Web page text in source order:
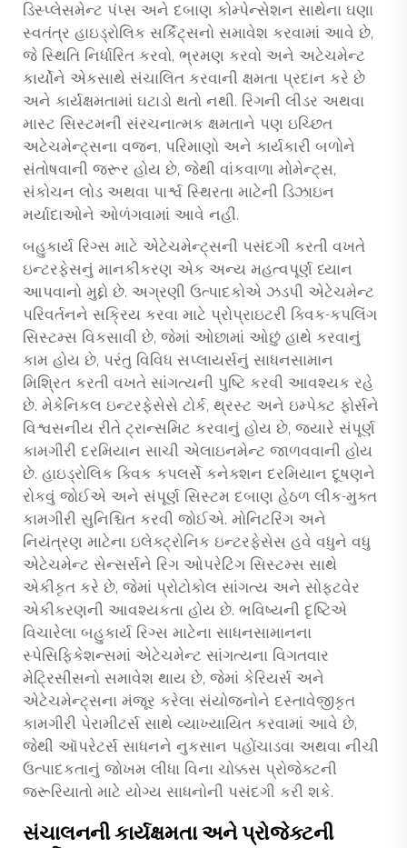
ડિસ્પ્લેસમેન્ટ પંપ્સ અને દબાણ કોમ્પેન્સેશન સાથેના ઘણા
સ્વતંત્ર હાઇડ્રોલિક સર્કિટ્સનો સમાવેશ કરવામાં આવે છે,
જે સ્થિતિ નિર્ધારિત કરવો, ભ્રમણ કરવો અને અટેચમેન્ટ
કાર્યોને એકસાથે સંચાલિત કરવાની ક્ષમતા પ્રદાન કરે છે
અને કાર્યક્ષમતામાં ઘટાડો થતો નથી. રિગની લીડર અથવા
માસ્ટ સિસ્ટમની સંરચનાત્મક ક્ષમતાને પણ ઇચ્છિત
અટેચમેન્ટ્સના વજન, પરિમાણો અને કાર્યકારી બળોને
સંતોષવાની જરૂર હોય છે, જેથી વાંકવાળા મોમેન્ટ્સ,
સંકોચન લોડ અથવા પાર્શ્વ સ્થિરતા માટેની ડિઝાઇન
મર્યાદાઓને ઓળંગવામાં આવે નહીં.
બહુકાર્ય રિગ્સ માટે એટેચમેન્ટ્સની પસંદગી કરતી વખતે
ઇન્ટરફેસનું માનકીકરણ એક અન્ય મહત્વપૂર્ણ ધ્યાન
આપવાનો મુદ્દો છે. અગ્રણી ઉત્પાદકોએ ઝડપી એટેચમેન્ટ
પરિવર્તનને સક્રિય કરવા માટે પ્રોપ્રાઇટરી ક્વિક-કપલિંગ
સિસ્ટમ્સ વિકસાવી છે, જેમાં ઓછામાં ઓછું હાથે કરવાનું
કામ હોય છે, પરંતુ વિવિધ સપ્લાયર્સનું સાધનસામાન
મિશ્રિત કરતી વખતે સાંગત્યની પુષ્ટિ કરવી આવશ્યક રહે
છે. મેકેનિકલ ઇન્ટરફેસેસે ટોર્ક, થ્રસ્ટ અને ઇમ્પેક્ટ ફોર્સને
વિશ્વસનીય રીતે ટ્રાન્સમિટ કરવાનું હોય છે, જ્યારે સંપૂર્ણ
કામગીરી દરમિયાન સાચી એલાઇનમેન્ટ જાળવવાની હોય
છે. હાઇડ્રોલિક ક્વિક કપલર્સે કનેક્શન દરમિયાન દૂષણને
રોકવું જોઈએ અને સંપૂર્ણ સિસ્ટમ દબાણ હેઠળ લીક-મુક્ત
કામગીરી સુનિશ્ચિત કરવી જોઈએ. મોનિટરિંગ અને
નિયંત્રણ માટેના ઇલેક્ટ્રોનિક ઇન્ટરફેસેસ હવે વધુને વધુ
એટેચમેન્ટ સેન્સર્સને રિગ ઓપરેટિંગ સિસ્ટમ્સ સાથે
એકીકૃત કરે છે, જેમાં પ્રોટોકોલ સાંગત્ય અને સોફ્ટવેર
એકીકરણની આવશ્યકતા હોય છે. ભવિષ્યની દૃષ્ટિએ
વિચારેલા બહુકાર્ય રિગ્સ માટેના સાધનસામાનના
સ્પેસિફિકેશન્સમાં એટેચમેન્ટ સાંગત્યના વિગતવાર
મેટ્રિસીસનો સમાવેશ થાય છે, જેમાં કેરિયર્સ અને
એટેચમેન્ટ્સના મંજૂર કરેલા સંયોજનોને દસ્તાવેજીકૃત
કામગીરી પેરામીટર્સ સાથે વ્યાખ્યાયિત કરવામાં આવે છે,
જેથી ઑપરેટર્સ સાધનને નુકસાન પહોંચાડવા અથવા નીચી
ઉત્પાદકતાનું જોખમ લીધા વિના ચોક્કસ પ્રોજેક્ટની
જરૂરિયાતો માટે યોગ્ય સાધનોની પસંદગી કરી શકે.
સંચાલનની કાર્યક્ષમતા અને પ્રોજેક્ટની